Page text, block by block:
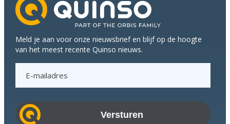
Meld je aan voor onze nieuwsbrief en blijf op de hoogte
van het meest recente Quinso nieuws.
a
i